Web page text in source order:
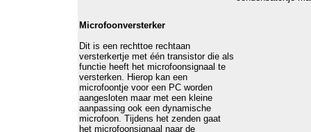
Microfoonversterker
Dit is een rechttoe rechtaan
versterkertje met één transistor die als
functie heeft het microfoonsignaal te
versterken. Hierop kan een
microfoontje voor een PC worden
aangesloten maar met een kleine
aanpassing ook een dynamische
microfoon. Tijdens het zenden gaat
het microfoonsignaal naar de